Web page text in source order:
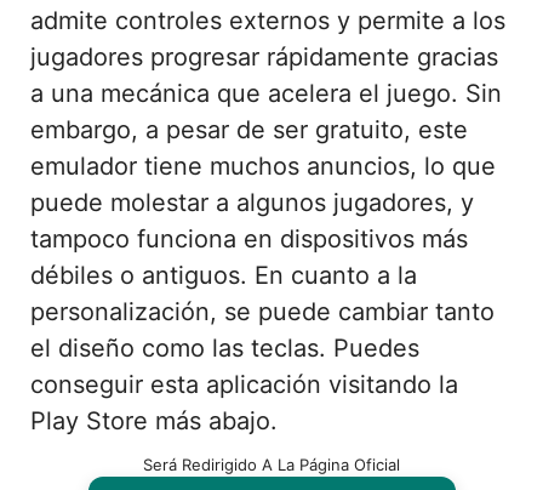
admite controles externos y permite a los
jugadores progresar rápidamente gracias
a una mecánica que acelera el juego. Sin
embargo, a pesar de ser gratuito, este
emulador tiene muchos anuncios, lo que
puede molestar a algunos jugadores, y
tampoco funciona en dispositivos más
débiles o antiguos. En cuanto a la
personalización, se puede cambiar tanto
el diseño como las teclas. Puedes
conseguir esta aplicación visitando la
Play Store más abajo.
Será Redirigido A La Página Oficial